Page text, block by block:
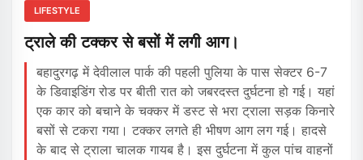
LIFESTYLE
ट्राले की टक्कर से बसों में लगी आग।
बहादुरगढ़ में देवीलाल पार्क की पहली पुलिया के पास सेक्टर 6-7
के डिवाइडिंग रोड पर बीती रात को जबरदस्त दुर्घटना हो गई। यहां
एक कार को बचाने के चक्कर में डस्ट से भरा ट्राला सड़क किनारे
बसों से टकरा गया। टक्कर लगते ही भीषण आग लग गई। हादसे
के बाद से ट्राला चालक गायब है। इस दुर्घटना में कुल पांच वाहनों